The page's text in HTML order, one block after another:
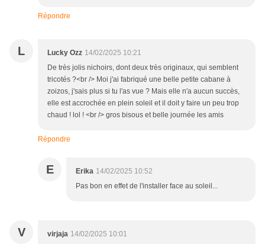
Répondre
L Lucky Ozz 14/02/2025 10:21
De très jolis nichoirs, dont deux très originaux, qui semblent
tricotés ?<br /> Moi j'ai fabriqué une belle petite cabane à
zoizos, j'sais plus si tu l'as vue ? Mais elle n'a aucun succès,
elle est accrochée en plein soleil et il doit y faire un peu trop
chaud ! lol ! <br /> gros bisous et belle journée les amis
Répondre
E Erika 14/02/2025 10:52
Pas bon en effet de l'installer face au soleil...
V virjaja 14/02/2025 10:01